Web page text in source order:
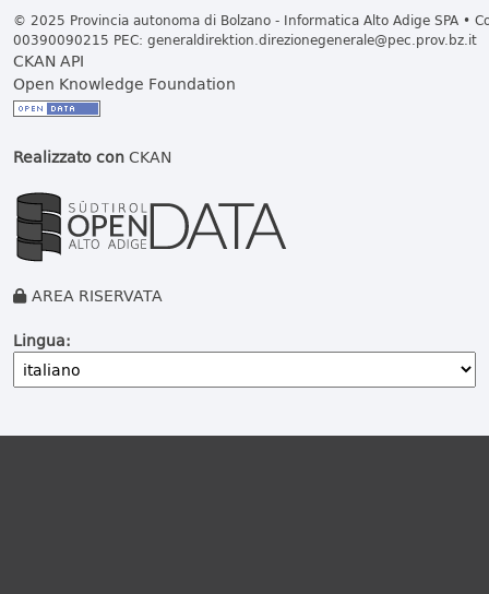
© 2025 Provincia autonoma di Bolzano - Informatica Alto Adige SPA •
00390090215 PEC: generaldirektion.direzionegenerale@pec.prov.bz.it
CKAN API
Open Knowledge Foundation
Realizzato conCKAN
AREA RISERVATA
Lingua